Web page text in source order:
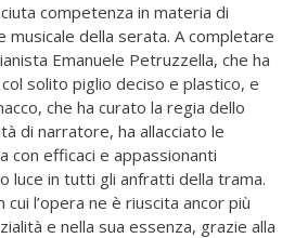
competenza in materia di
musicale della serata. A completare
Emanuele Petruzzella, che ha
solito piglio deciso e plastico, e
che ha curato la regia dello
di narratore, ha allacciato le
con efficaci e appassionanti
luce in tutti gli anfratti della trama.
l’opera ne è riuscita ancor più
e nella sua essenza, grazie alla